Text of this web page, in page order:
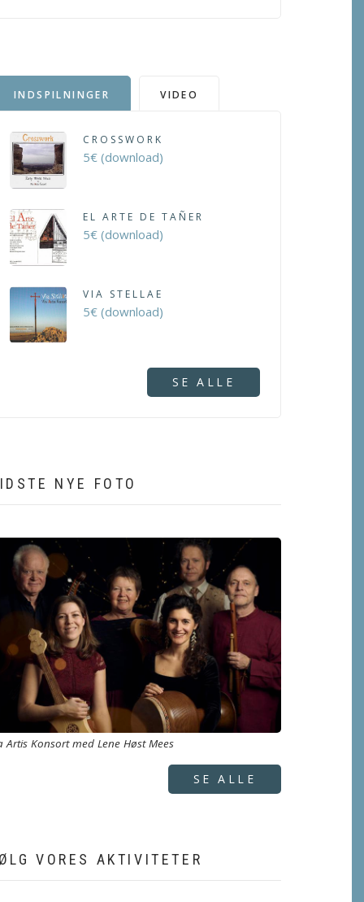
INDSPILNINGER VIDEO
CROSSWORK
5€ (download)
EL ARTE DE TAÑER
5€ (download)
VIA STELLAE
5€ (download)
SE ALLE
NYE FOTO
Artis Konsort med Lene Høst Mees
SE ALLE
VORES AKTIVITETER